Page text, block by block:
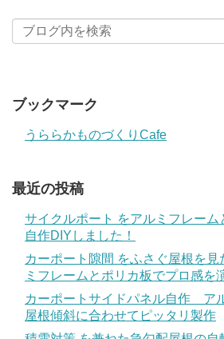
ブックマーク
うららかものづくりCafe
最近の投稿
サイクルポート をアルミフレー
自作DIYしました！
カーポート隙間 をふさぐ屋根を
ミフレームとポリカ板でプロ感を
カーポートサイドパネル自作 ア
屋根傾斜に合わせてピッタリ製作